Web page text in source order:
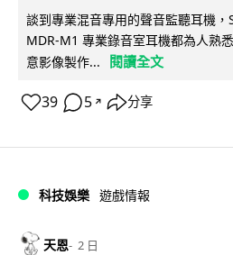
談到專業混音專用的聲音監聽耳機
MDR-M1 專業錄音室耳機都為人熟
意影像製作...
閱讀全文
39 5 ↗ 分享
科技娛樂 遊戲情報
天恩 2 日